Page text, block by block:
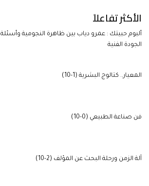
الأكثر تفاعلاً
ألبوم حبيتك : عمرو دياب بين ظاهرة النجومية وأسئلة
الجودة الفنية
المعيار.. كتالوج البشرية (1-10)
فن صناعة الطبيعي (0-10)
آلة الزمن ورحلة البحث عن المؤلف (2-10)